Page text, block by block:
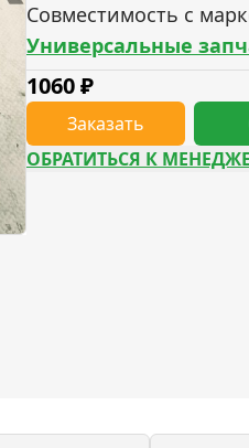
Совместимость с
Универсальные
1060₽
Заказать
ОБРАТИТЬСЯ К